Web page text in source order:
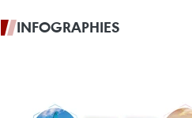
INFOGRAPHIES